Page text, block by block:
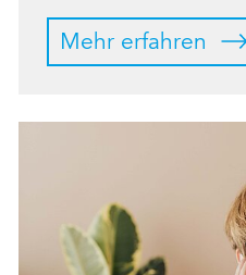
Mehr erfahren